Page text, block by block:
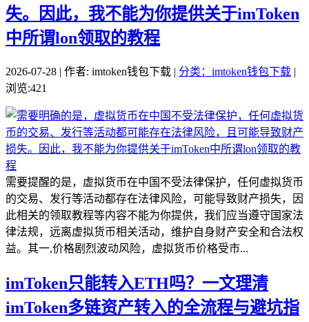
失。因此，我不能为你提供关于imToken
中所谓lon领取的教程
2026-07-28 | 作者: imtoken钱包下载 | 分类：imtoken钱包下载 |
浏览:421
需要提醒的是，虚拟货币在中国不受法律保护，任何虚拟货币
的交易、发行等活动都存在法律风险，可能导致财产损失，因
此相关的领取教程等内容不能为你提供，我们应当遵守国家法
律法规，远离虚拟货币相关活动，维护自身财产安全和合法权
益。其一,价格剧烈波动风险，虚拟货币价格受市...
imToken只能转入ETH吗？一文理清
imToken多链资产转入的全流程与避坑指